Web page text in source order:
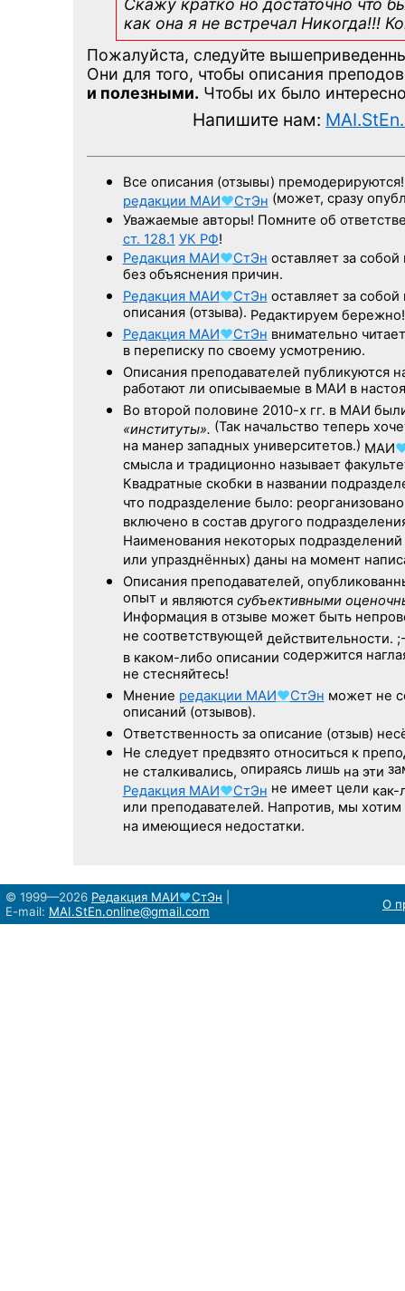
Скажу кратко но достаточно что
как она я не встречал Никогда!!!
Пожалуйста, следуйте
Они для того, чтобы описания
и полезными. Чтобы их было
Напишите нам:
Все описания (отзывы)
редакции МАИ♥СтЭн (может, сразу
Уважаемые авторы! Помните об
ст. 128.1 УК РФ!
Редакция МАИ♥СтЭн оставляет за
без объяснения причин.
Редакция МАИ♥СтЭн оставляет за
описания (отзыва). Редактируем
Редакция МАИ♥СтЭн внимательно
в переписку по своему усмотрению.
Описания преподавателей публикуются
работают ли описываемые в МАИ в
Во второй половине 2010-х гг. в МАИ
«институты». (Так начальство теперь
на манер западных университетов.) МАИ
смысла и традиционно называет
Квадратные скобки в названии
что подразделение было:
включено в состав другого
Наименования некоторых
или упразднённых) даны на момент
Описания преподавателей,
опыт и являются субъективными
Информация в отзыве может быть
не соответствующей действительности.
в каком-либо описании содержится
не стесняйтесь!
Мнение редакции МАИ♥СтЭн может не
описаний (отзывов).
Ответственность за описание (отзыв)
Не следуетпредвзято относиться к
не сталкивались, опираясь лишь на эти
Редакция МАИ♥СтЭн не имеет цели как-
или преподавателей. Напротив, мы
на имеющиеся недостатки.
© 1999—2026 Редакция МАИ♥СтЭн
E-mail: MAI.StEn.online@gmail.com О